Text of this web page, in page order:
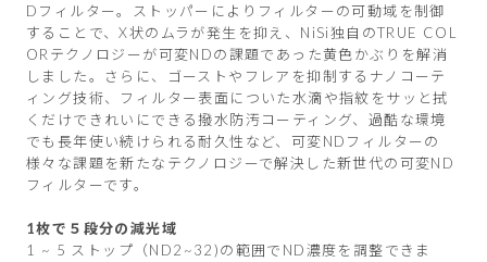
Dフィルター。ストッパーによりフィルターの可動域を制御
することで、X状のムラが発生を抑え、NiSi独自のTRUE COL
ORテクノロジーが可変NDの課題であった黄色かぶりを解消
しました。さらに、ゴーストやフレアを抑制するナノコーテ
ィング技術、フィルター表面についた水滴や指紋をサッと拭
くだけできれいにできる撥水防汚コーティング、過酷な環境
でも長年使い続けられる耐久性など、可変NDフィルターの
様々な課題を新たなテクノロジーで解決した新世代の可変ND
フィルターです。
1枚で５段分の減光域
1 ~ 5 ストップ（ND2~32)の範囲でND濃度を調整できま